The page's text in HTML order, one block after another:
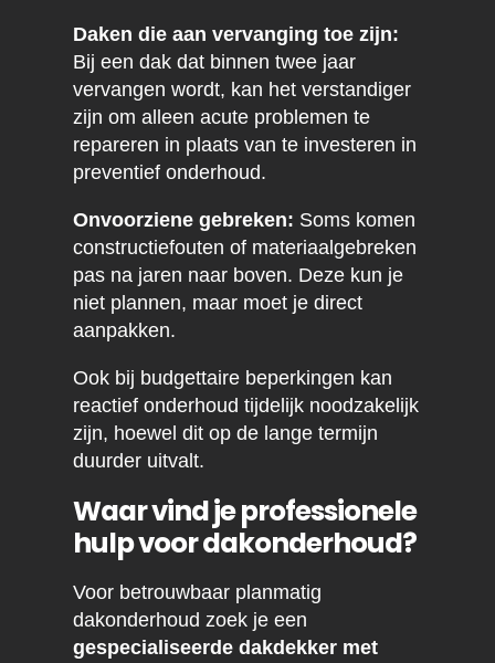
Daken die aan vervanging toe zijn:
Bij een dak dat binnen twee jaar
vervangen wordt, kan het verstandiger
zijn om alleen acute problemen te
repareren in plaats van te investeren in
preventief onderhoud.
Onvoorziene gebreken: Soms komen
constructiefouten of materiaalgebreken
pas na jaren naar boven. Deze kun je
niet plannen, maar moet je direct
aanpakken.
Ook bij budgettaire beperkingen kan
reactief onderhoud tijdelijk noodzakelijk
zijn, hoewel dit op de lange termijn
duurder uitvalt.
Waar vind je professionele
hulp voor dakonderhoud?
Voor betrouwbaar planmatig
dakonderhoud zoek je een
gespecialiseerde dakdekker met